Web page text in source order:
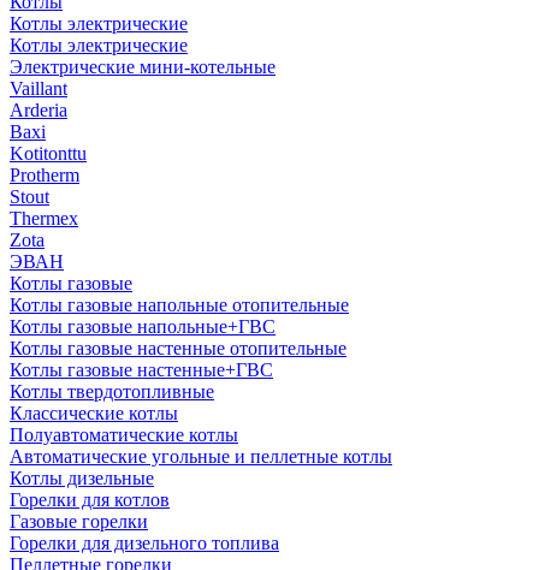
Котлы электрические
Котлы электрические
Электрические мини-котельные
Vaillant
Arderia
Baxi
Kotitonttu
Protherm
Stout
Thermex
Zota
ЭВАН
Котлы газовые
Котлы газовые напольные отопительные
Котлы газовые напольные+ГВС
Котлы газовые настенные отопительные
Котлы газовые настенные+ГВС
Котлы твердотопливные
Классические котлы
Полуавтоматические котлы
Автоматические угольные и пеллетные котлы
Котлы дизельные
Горелки для котлов
Газовые горелки
Горелки для дизельного топлива
Пеллетные горелки